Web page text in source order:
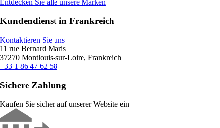
Entdecken Sie alle unsere Marken
Kundendienst in Frankreich
Kontaktieren Sie uns
11 rue Bernard Maris
37270 Montlouis-sur-Loire, Frankreich
+33 1 86 47 62 58
Sichere Zahlung
Kaufen Sie sicher auf unserer Website ein